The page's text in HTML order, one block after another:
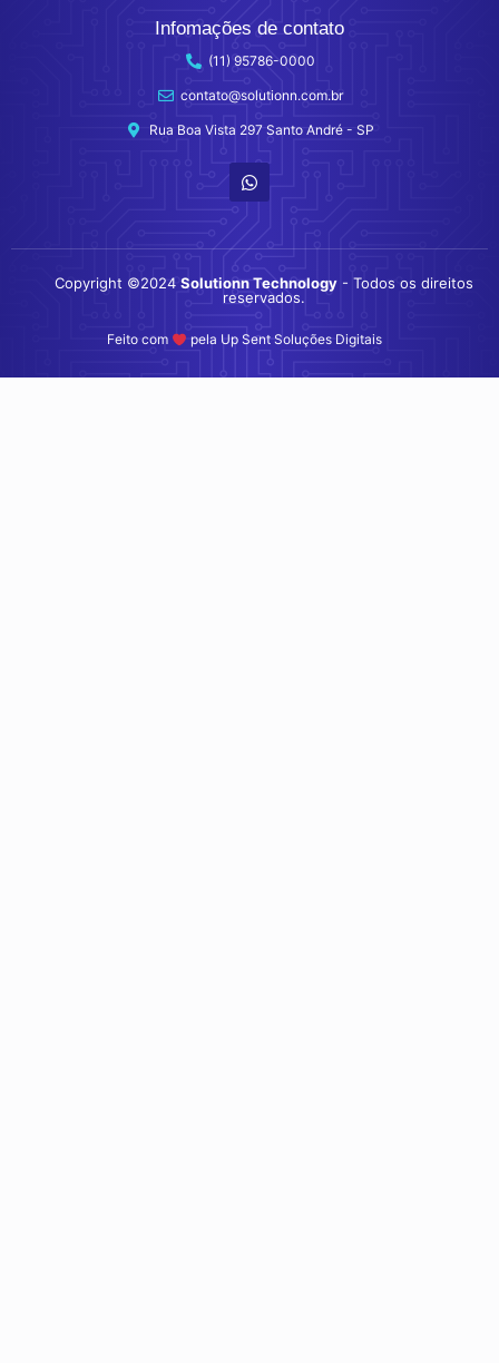
Infomações de contato
(11) 95786-0000
contato@solutionn.com.br
Rua Boa Vista 297 Santo André - SP
Copyright ©2024 Solutionn Technology- Todos os direitos
reservados.
Feito com pela Up Sent Soluções Digitais